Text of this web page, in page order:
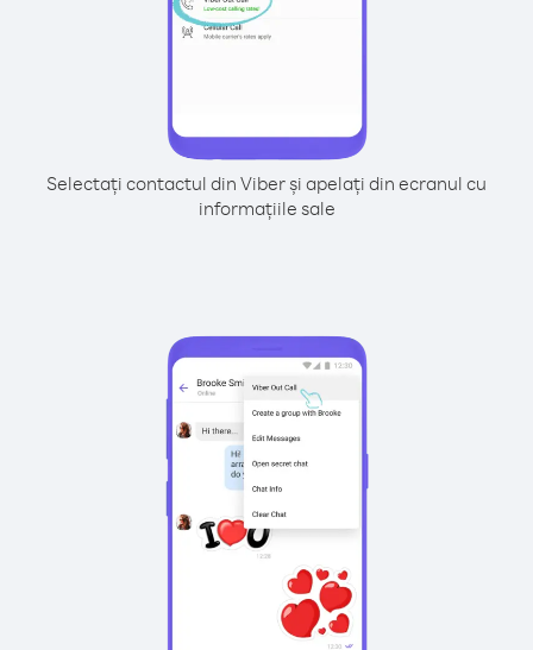
Selectați contactul din Viber și apelați din ecranul cu
informațiile sale